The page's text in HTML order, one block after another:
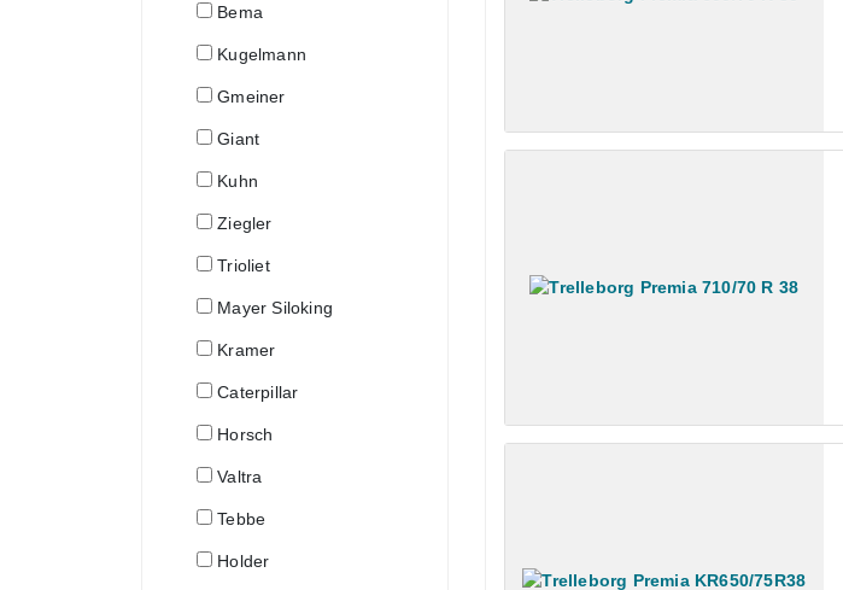
Bema
Kugelmann
Gmeiner
Giant
Kuhn
Ziegler
Trioliet
Mayer Siloking
Kramer
Caterpillar
Horsch
Valtra
Tebbe
Holder